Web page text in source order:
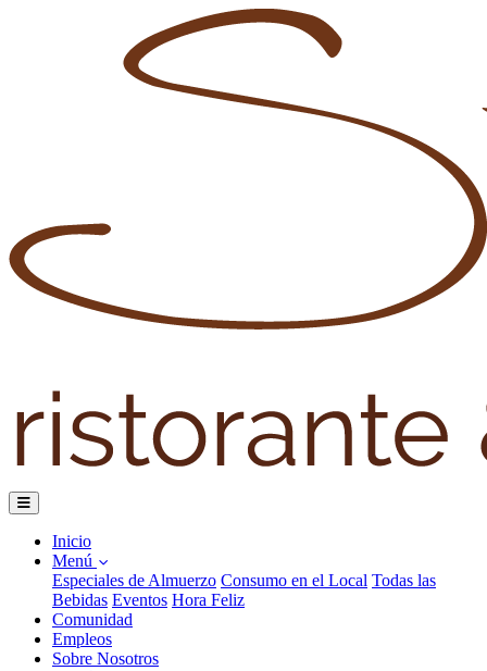
Inicio
Menú
Especiales de Almuerzo Consumo en el Local Todas las
Bebidas Eventos Hora Feliz
Comunidad
Empleos
Sobre Nosotros